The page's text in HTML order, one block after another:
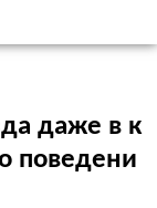
даже в к
поведени